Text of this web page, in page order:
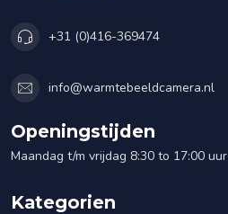
+31 (0)416-369474
info@warmtebeeldcamera.nl
Openingstijden
Maandag t/m vrijdag 8:30 to 17:00 uur
Kategorien